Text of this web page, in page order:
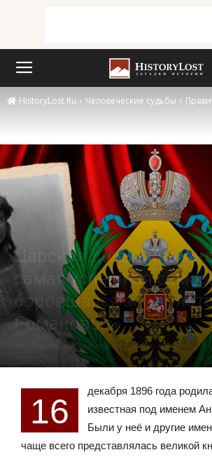
HistoryLost.Ru Человеческие судьбы
Царская дочь Анна
самая успешная
боровшаяся за
Романовых»
Как девушка, выдававшая себя за чудом
Романову, пыталась получить царское
16
декабря 1896 года
известная под именем
Были у неё и другие
чаще всего представлялась великой